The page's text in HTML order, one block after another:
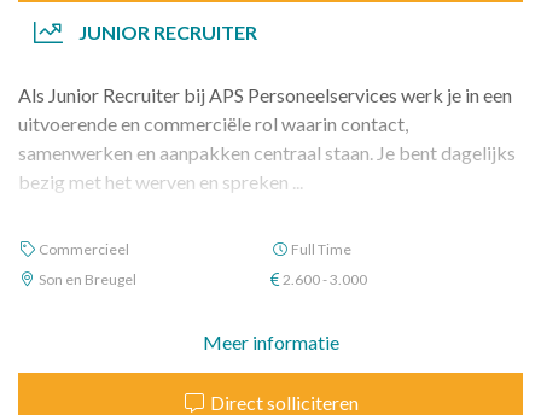
JUNIOR RECRUITER
Als Junior Recruiter bij APS Personeelservices werk je in een
uitvoerende en commerciële rol waarin contact,
samenwerken en aanpakken centraal staan. Je bent dagelijks
bezig met het werven en spreken ...
Commercieel
Full Time
Son en Breugel
2.600 - 3.000
Meer informatie
Direct solliciteren